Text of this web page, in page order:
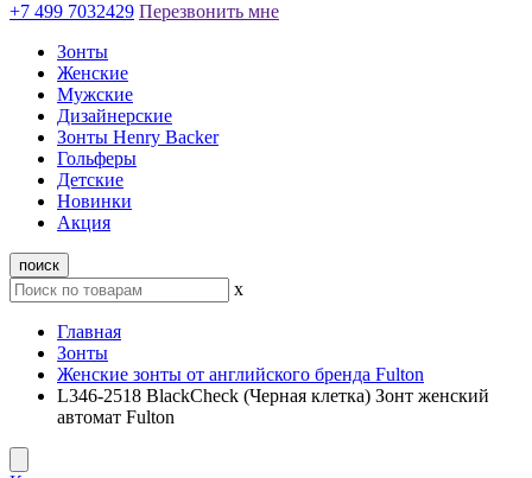
+7 499 7032429 Перезвонить мне
Зонты
Женские
Мужские
Дизайнерские
Зонты Henry Backer
Гольферы
Детские
Новинки
Акция
поиск
x
Главная
Зонты
Женские зонты от английского бренда Fulton
L346-2518 BlackCheck (Черная клетка) Зонт женский
автомат Fulton